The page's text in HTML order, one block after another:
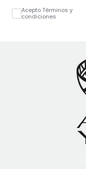
Acepto Términos y
condiciones